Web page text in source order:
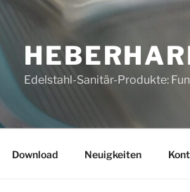
Edelstahl-Sanitär-Produkte:
Download Neuigkeiten